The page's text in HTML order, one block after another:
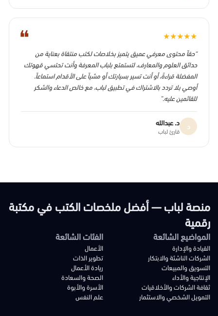
❝ ★
★
★
★
★
“حقاً محتوى معرفي عميق يتميز بخلاصات لكتب منتقاة بعناية من
حدائق العلوم والمعارف، لتستمتع بلباب المعرفة وأنت تحتسي قهوتك
المفضلة قراءةً، أو أنت تسير بسيارتك أو مشياً على الأقدام استماعاً.
أوصي بلا تردد بالاشتراك في تطبيق لباب، مع خالص الدعاء والشكر
للقائمين عليه.”
د د. عبدالله
قارئ لباب
منصة لباب — أفضل ملخصات الكتب في مكتبة
رقمية
المواضيع الشائعة
القيادة والإدارة
الشركات الناشئة والابتكار
التسويق والمبيعات
الإنتاجية والأداء
ثقافة الشركات والأخلاقيات
التمويل الشخصي والاستثمار
الفئات الشائعة
الأعمال
تطوير الذات
ريادة الأعمال
الصحة والسعادة
الأسرة والأبوة
علم النفس